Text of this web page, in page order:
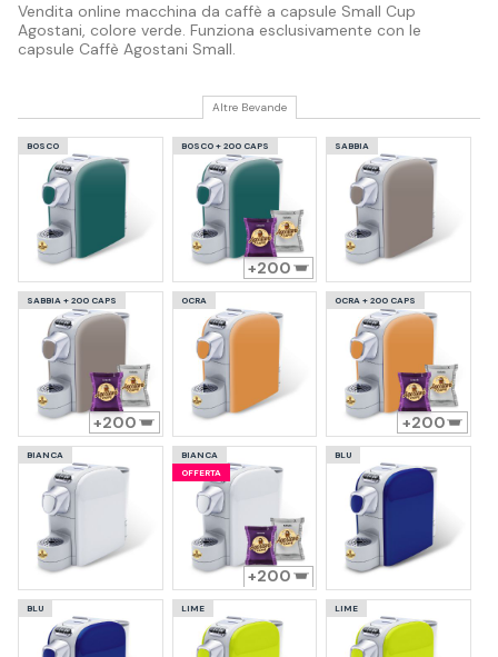
Vendita online macchina da caffè a capsule Small Cup
Agostani, colore verde. Funziona esclusivamente con le
capsule Caffè Agostani Small.
Altre Bevande
BOSCO BOSCO + 200 CAPS
200
SABBIA
SABBIA + 200 CAPS
200
OCRA OCRA + 200 CAPS
200
BIANCA
BIANCA
OFFERTA
200
BLU
BLU LIME LIME